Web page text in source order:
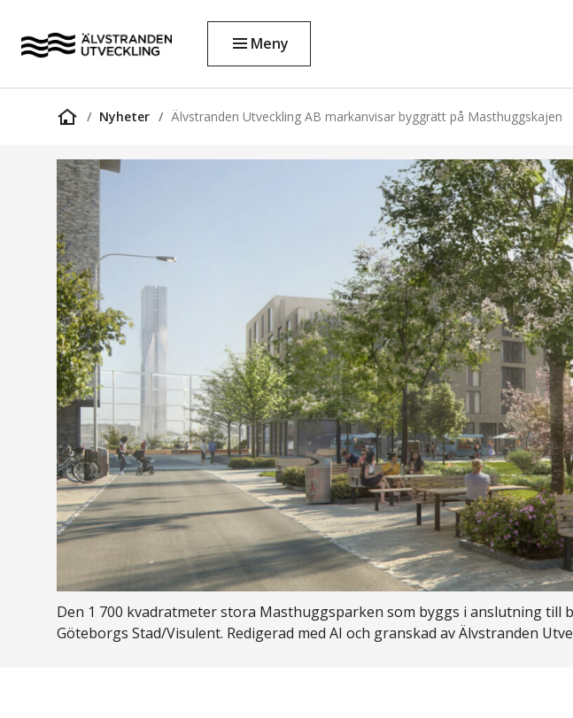
Meny
Startsida
Nyheter Älvstranden Utveckling AB markanvisar byggrätt på Masthuggskajen
Den 1 700 kvadratmeter stora Masthuggsparken som byggs i anslutning till
Göteborgs Stad/Visulent. Redigerad med AI och granskad av Älvstranden